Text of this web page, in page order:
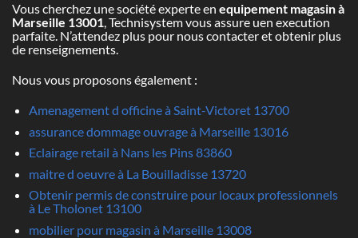
Vous cherchez une société experte en equipement magasin à
Marseille 13001, Technisystem vous assure uen execution
parfaite. N’attendez plus pour nous contacter et obtenir plus
de renseignements.
Nous vous proposons également :
Amenagement d officine à Saint-Victoret 13700
assurance dommage ouvrage à Marseille 13016
Eclairage retail à Nans les Pins 83860
maitre d oeuvre à La Bouilladisse 13720
Obtenir permis de construire pour locaux professionnels
à Le Tholonet 13100
mobilier pour magasin à Marseille 13008